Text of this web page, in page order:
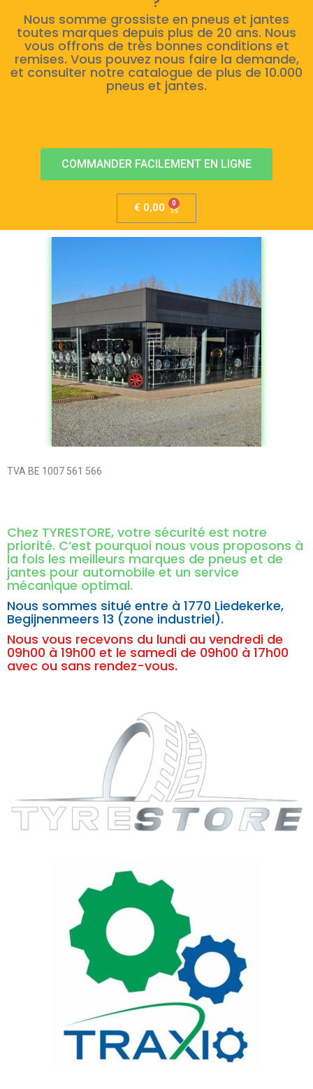
Nous somme grossiste en pneus et jantes
toutes marques depuis plus de 20 ans. Nous
vous offrons de très bonnes conditions et
remises. Vous pouvez nous faire la demande,
et consulter notre catalogue de plus de 10.000
pneus et jantes.
COMMANDER FACILEMENT EN LIGNE
€ 0,00
TVA BE 1007 561 566
Chez TYRESTORE, votre sécurité est notre
priorité. C’est pourquoi nous vous proposons à
la fois les meilleurs marques de pneus et de
jantes pour automobile et un service
mécanique optimal.
Nous sommes situé entre à 1770 Liedekerke,
Begijnenmeers 13 (zone industriel).
Nous vous recevons du lundi au vendredi de
09h00 à 19h00 et le samedi de 09h00 à 17h00
avec ou sans rendez-vous.